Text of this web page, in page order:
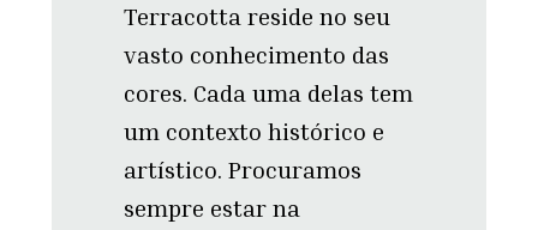
Terracotta reside no seu
vasto conhecimento das
cores. Cada uma delas tem
um contexto histórico e
artístico. Procuramos
sempre estar na